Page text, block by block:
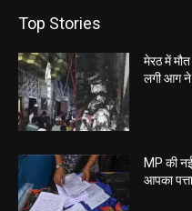
Top Stories
मेरठ में
लगी आग ने
MP की
आपका